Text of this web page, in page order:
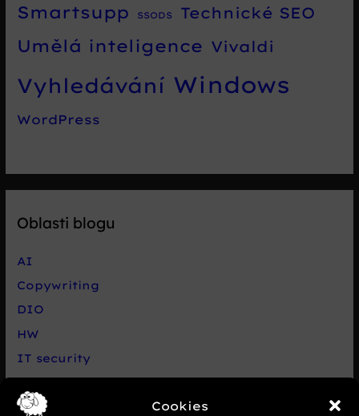
Cookies
Smartsupp SSODS Technické SEO
Umělá inteligence Vivaldi
Vyhledávání Windows
WordPress
Oblasti blogu
AI
Copywriting
DIO
HW
IT security
Net